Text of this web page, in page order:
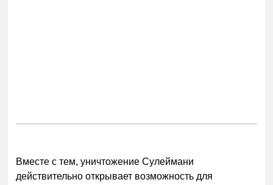
Вместе с тем, уничтожение Сулеймани
действительно открывает возможность для